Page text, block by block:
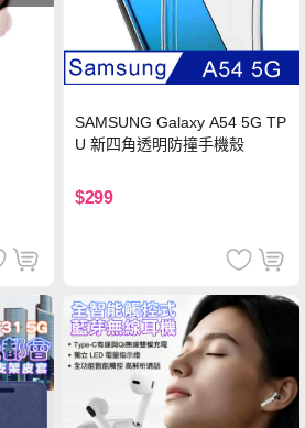
SAMSUNG Galaxy A54 5G TP
U 新四角透明防撞手機殼
$299